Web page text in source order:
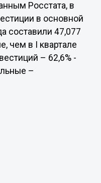
Росстата, в
в основной
составили 47,077
чем в I квартале
– 62,6% -
–